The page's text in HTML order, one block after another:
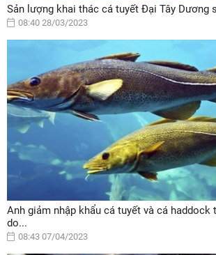
Sản lượng khai thác cá tuyết Đại Tây Dương
08:40 28/03/2023
Anh giảm nhập khẩu cá tuyết và cá haddock
do...
08:43 07/04/2023